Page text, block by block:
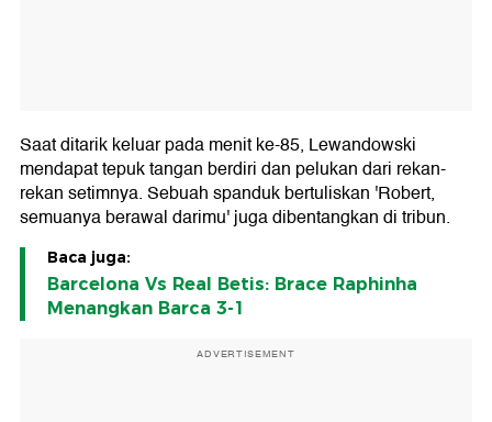
Saat ditarik keluar pada menit ke-85, Lewandowski
mendapat tepuk tangan berdiri dan pelukan dari rekan-
rekan setimnya. Sebuah spanduk bertuliskan 'Robert,
semuanya berawal darimu' juga dibentangkan di tribun.
Baca juga:
Barcelona Vs Real Betis: Brace Raphinha
Menangkan Barca 3-1
ADVERTISEMENT